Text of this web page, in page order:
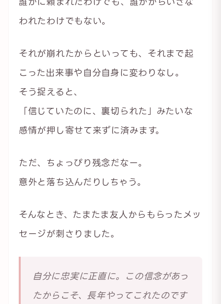
われたわけでもない。
それが崩れたからといっても、それまで起
こった出来事や自分自身に変わりなし。
そう捉えると、
「信じていたのに、裏切られた」みたいな
感情が押し寄せて来ずに済みます。
ただ、ちょっぴり残念だなー。
意外と落ち込んだりしちゃう。
そんなとき、たまたま友人からもらったメッ
セージが刺さりました。
自分に忠実に正直に。この信念があっ
たからこそ、長年やってこれたのです